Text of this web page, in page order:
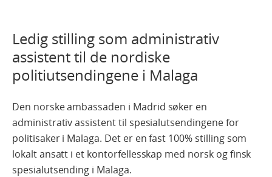
Ledig stilling som administrativ
assistent til de nordiske
politiutsendingene i Malaga
Den norske ambassaden i Madrid søker en
administrativ assistent til spesialutsendingene for
politisaker i Malaga. Det er en fast 100% stilling som
lokalt ansatt i et kontorfellesskap med norsk og finsk
spesialutsending i Malaga.